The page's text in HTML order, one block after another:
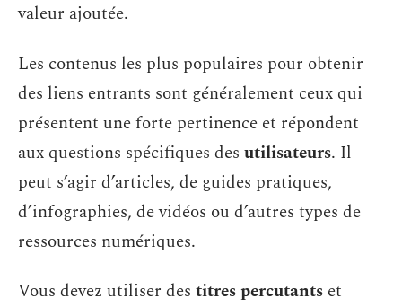
valeur ajoutée.
Les contenus les plus populaires pour obtenir
des liens entrants sont généralement ceux qui
présentent une forte pertinence et répondent
aux questions spécifiques des utilisateurs. Il
peut s’agir d’articles, de guides pratiques,
d’infographies, de vidéos ou d’autres types de
ressources numériques.
Vous devez utiliser des titres percutants et